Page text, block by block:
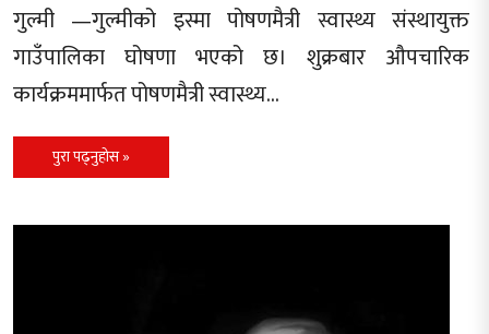
गुल्मी —गुल्मीको इस्मा पोषणमैत्री स्वास्थ्य संस्थायुक्त
गाउँपालिका घोषणा भएको छ। शुक्रबार औपचारिक
कार्यक्रममार्फत पोषणमैत्री स्वास्थ्य…
पुरा पढ्नुहोस »